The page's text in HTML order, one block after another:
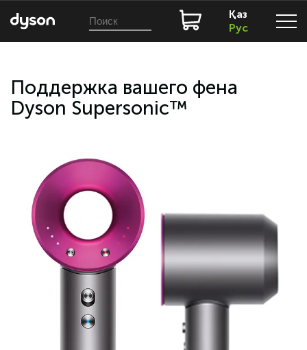
Қаз
Рус
Поддержка вашего фена
Dyson Supersonic™